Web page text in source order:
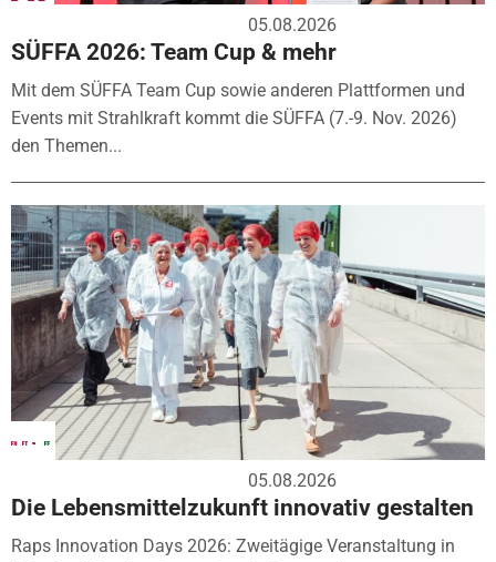
05.08.2026
SÜFFA 2026: Team Cup & mehr
Mit dem SÜFFA Team Cup sowie anderen Plattformen und
Events mit Strahlkraft kommt die SÜFFA (7.-9. Nov. 2026)
den Themen...
05.08.2026
Die Lebensmittelzukunft innovativ gestalten
Raps Innovation Days 2026: Zweitägige Veranstaltung in